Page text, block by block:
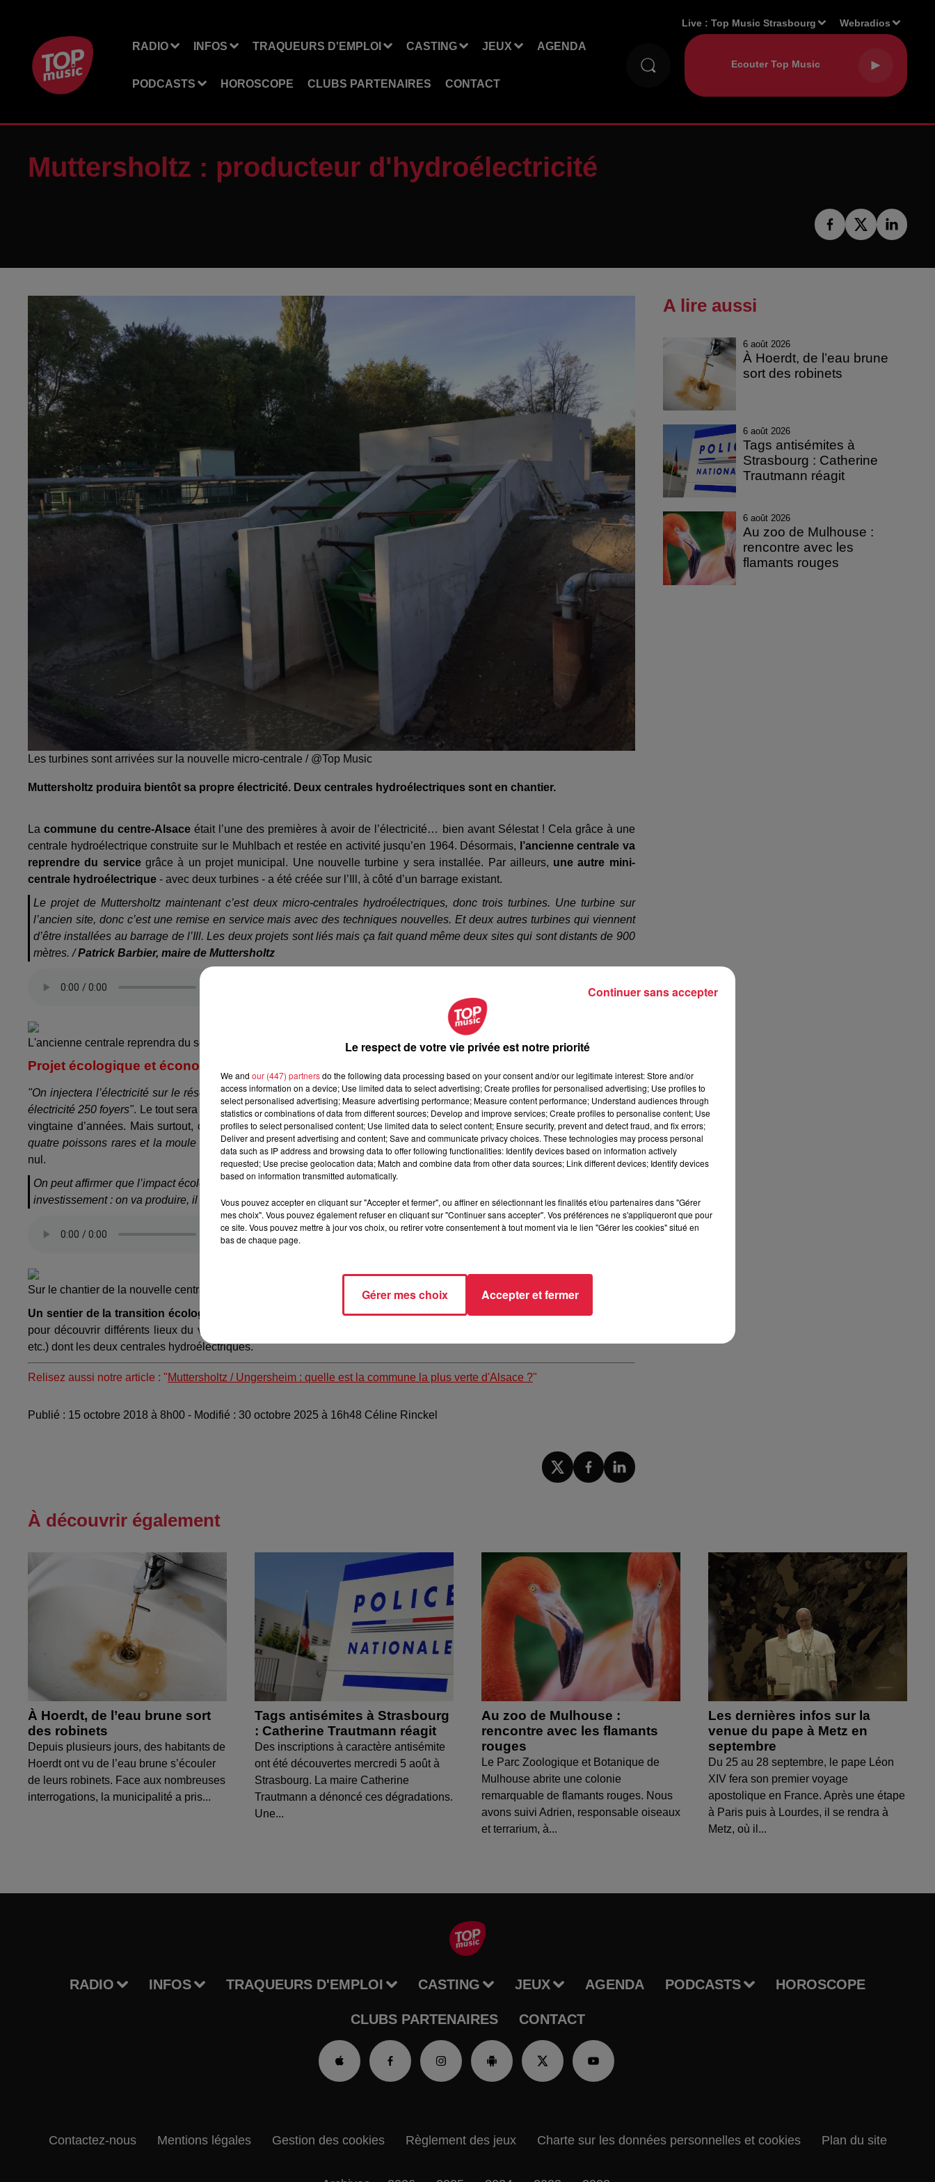
RADIO INFOS TRAQUEURS D'EMPLOI CASTING JEUX AGENDA
PODCASTS HOROSCOPE CLUBS PARTENAIRES CONTACT
Live :Top Music Strasbourg Webradios
Muttersholtz : producteur d'hydroélectricité
Les turbines sont arrivées sur la nouvelle micro-centrale / @Top Music
Muttersholtz produira bientôt sa propre électricité. Deux centrales hydroélectriques sont en chantier.
Lacommune du centre-Alsace était l’une des premières à avoir de l’électricité… bien avant Sélestat ! Cela grâce à une
centrale hydroélectrique construite sur le Muhlbach et restée en activité jusqu’en 1964. Désormais,
l’ancienne centrale va
reprendre du servicegrâce à un projet municipal. Une nouvelle turbine y sera installée. Par ailleurs, une autre mini-
centrale hydroélectrique - avec deux turbines - a été créée sur l’Ill, à côté d’un barrage existant.
Le projet de Muttersholtz maintenant c’est deux micro-centrales hydroélectriques, donc trois turbines. Une turbine sur
l’ancien site, donc c’est une remise en service mais avec des techniques nouvelles. Et deux autres turbines qui viennent
d’être installées au barrage de l’Ill. Les deux projets sont liés mais ça fait quand même deux sites qui sont distants de 900
mètres. /Patrick Barbier, maire de Muttersholtz
L'ancienne centrale reprendra du service / @Top Music
Projet écologique et économique
"On injectera l’électricité sur le réseau",précise le maire de Muttersholtz, Patrick Barbier : "Cela permettrait d’alimenter en
électricité 250 foyers". Le tout sera mis en service au début de l’année 2019. Le retour sur investissement sera fait en une
vingtaine d’années. Mais surtout, c’est un projet hydraulique etenvironnemental : "Il y a ici 25 sortes de poissons dont
quatre poissons rares et la moule d’eau douce." Il était donc important pour la commune que l’impact environnement soit
nul.
On peut affirmer que l’impact écologique sera nul. Et bien sûr il y aura un impact économique puisqu’il y aura un retour sur
investissement : on va produire, il y a de l’argent qui va rentrer dans les caisses de la commune grâce à ce projet.
Sur le chantier de la nouvelle centrale hydroélectrique / @Top Music
Un sentier de la transition écologique
est également en cours de création. Au printemps 2019, vous pourrez l’emprunter
pour découvrir différents lieux du village (mairie rénovée, gymnase passif à énergie positive, rénovation BBC de l'école,
etc.) dont les deux centrales hydroélectriques.
Relisez aussi notre article : "Muttersholtz / Ungersheim : quelle est la commune la plus verte d'Alsace ?"
Publié : 15 octobre 2018 à 8h00 - Modifié : 30 octobre 2025 à 16h48 Céline Rinckel
A lire aussi
6 août 2026
À Hoerdt, de l’eau brune
sort des robinets
6 août 2026
Tags antisémites à
Strasbourg : Catherine
Trautmann réagit
6 août 2026
Au zoo de Mulhouse :
rencontre avec les
flamants rouges
À découvrir également
À Hoerdt, de l’eau brune sort
des robinets
Depuis plusieurs jours, des habitants de
Hoerdt ont vu de l’eau brune s’écouler
de leurs robinets. Face aux nombreuses
interrogations, la municipalité a pris...
Tags antisémites à Strasbourg
: Catherine Trautmann réagit
Des inscriptions à caractère antisémite
ont été découvertes mercredi 5 août à
Strasbourg. La maire Catherine
Trautmann a dénoncé ces dégradations.
Une...
Au zoo de Mulhouse :
rencontre avec les flamants
rouges
Le Parc Zoologique et Botanique de
Mulhouse abrite une colonie
remarquable de flamants rouges. Nous
avons suivi Adrien, responsable oiseaux
et terrarium, à...
Les dernières infos sur la
venue du pape à Metz en
septembre
Du 25 au 28 septembre, le pape Léon
XIV fera son premier voyage
apostolique en France. Après une étape
à Paris puis à Lourdes, il se rendra à
Metz, où il...
RADIO INFOS TRAQUEURS D'EMPLOI CASTING JEUX AGENDA PODCASTS HOROSCOPE
CLUBS PARTENAIRES CONTACT
Contactez-nous Mentions légales Gestion des cookies Règlement des jeux Charte sur les données personnelles et cookies Plan du site
Le respect de votre vie privée est notre priorité
We and our (447) partnersdo the following data processing based on your consent and/or our legitimate interest: Store and/or
access information on a device; Use limited data to select advertising; Create profiles for personalised advertising; Use profiles to
select personalised advertising; Measure advertising performance; Measure content performance; Understand audiences through
statistics or combinations of data from different sources; Develop and improve services; Create profiles to personalise content; Use
profiles to select personalised content; Use limited data to select content; Ensure security, prevent and detect fraud, and fix errors;
Deliver and present advertising and content; Save and communicate privacy choices. These technologies may process personal
data such as IP address and browsing data to offer following functionalities: Identify devices based on information actively
requested; Use precise geolocation data; Match and combine data from other data sources; Link different devices; Identify devices
based on information transmitted automatically.
Vous pouvez accepter en cliquant sur "Accepter et fermer", ou affiner en sélectionnant les finalités et/ou partenaires dans "Gérer
mes choix". Vous pouvez également refuser en cliquant sur "Continuer sans accepter". Vos préférences ne s'appliqueront que pour
ce site. Vous pouvez mettre à jour vos choix, ou retirer votre consentement à tout moment via le lien "Gérer les cookies" situé en
bas de chaque page.
Gérer mes choix Accepter et fermer
Continuer sans accepter